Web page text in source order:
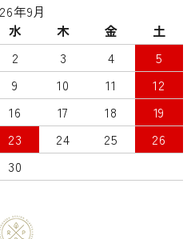
年9月
水 木 金
土
2 3 4
5
9 10 11
12
16 17 18
19
23 24 25
26
30